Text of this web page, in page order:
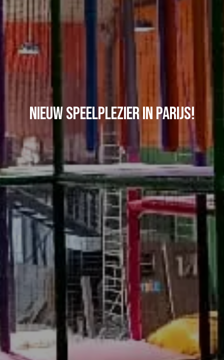
Nieuw speelplezier in Parijs!